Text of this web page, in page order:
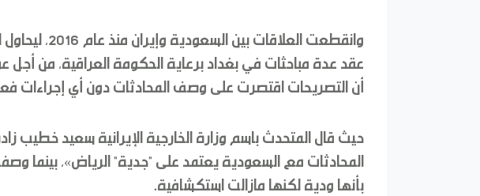
وانقطعت العلاقات
عقد عدة مباحثات في بغداد برعاية الحكومة العراقية، من أجل
أن التصريحات اقتصرت على وصف المحادثات دون أي إجراءات
حيث قال المتحدث باسم وزارة الخارجية الإيرانية سعيد خطيب
المحادثات مع السعودية يعتمد على "جدية" الرياض»، بينما
بأنها ودية لكنها مازالت استكشافية.